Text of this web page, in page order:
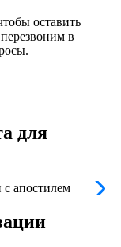
оставить
в
для